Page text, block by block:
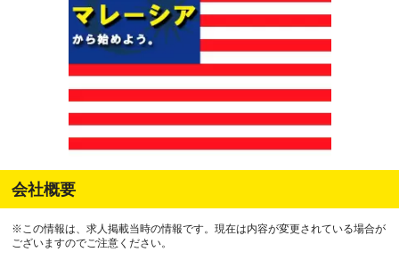
会社概要
※この情報は、求人掲載当時の情報です。現在は内容が変更されている場合が
ございますのでご注意ください。